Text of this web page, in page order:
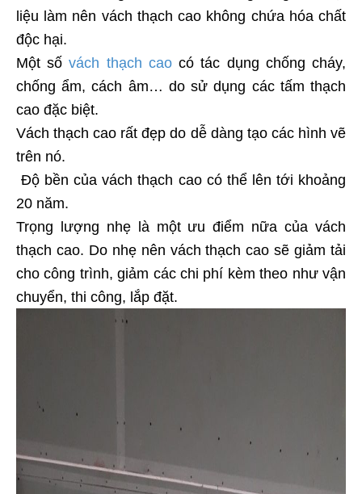
liệu làm nên vách thạch cao không chứa hóa chất
độc hại.
Một sốvách thạch caocó tác dụng chống cháy,
chống ẩm, cách âm… do sử dụng các tấm thạch
cao đặc biệt.
Vách thạch cao rất đẹp do dễ dàng tạo các hình vẽ
trên nó.
Độ bền của vách thạch cao có thể lên tới khoảng
20 năm.
Trọng lượng nhẹ là một ưu điểm nữa của vách
thạch cao. Do nhẹ nên vách thạch cao sẽ giảm tải
cho công trình, giảm các chi phí kèm theo như vận
chuyển, thi công, lắp đặt.